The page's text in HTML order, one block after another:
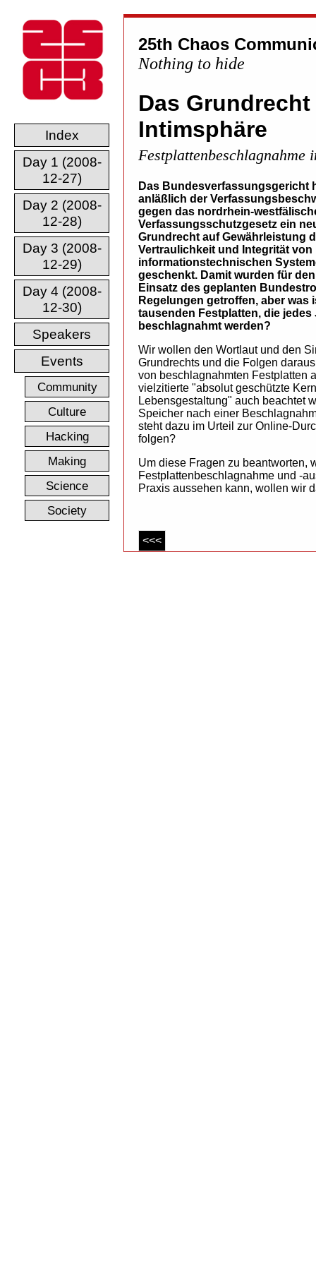
Index
Day 1 (2008-
12-27)
Day 2 (2008-
12-28)
Day 3 (2008-
12-29)
Day 4 (2008-
12-30)
Speakers
Events
Community
Culture
Hacking
Making
Science
Society
25th Chaos
Nothing to hide
Das
Intimsphäre
Festplattenbeschlagnahme
Das Bundesverfassungsgericht
anläßlich der
gegen das nordrhein-
Verfassungsschutzgesetz ein
Grundrecht auf Gewährleistung
Vertraulichkeit und Integrität von
informationstechnischen
geschenkt. Damit wurden für den
Einsatz des geplanten
Regelungen getroffen, aber was
tausenden Festplatten, die
beschlagnahmt werden?
Wir wollen den Wortlaut und den
Grundrechts und die Folgen
von beschlagnahmten Festplatten
vielzitierte "absolut geschützte
Lebensgestaltung" auch beachtet
Speicher nach einer
steht dazu im Urteil zur Online-
folgen?
Um diese Fragen zu beantworten,
Festplattenbeschlagnahme und -
Praxis aussehen kann, wollen wir
<<<